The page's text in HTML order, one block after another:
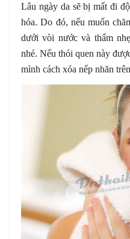
Lâu ngày da sẽ bị mất đi
hóa. Do đó, nếu muốn
dưới vòi nước và thấm
nhé. Nếu thói quen này
mình cách xóa nếp nhăn